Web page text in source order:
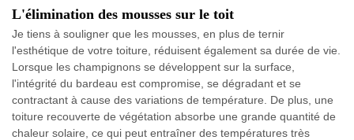
L'élimination des mousses sur le toit
Je tiens à souligner que les mousses, en plus de ternir
l'esthétique de votre toiture, réduisent également sa durée de vie.
Lorsque les champignons se développent sur la surface,
l'intégrité du bardeau est compromise, se dégradant et se
contractant à cause des variations de température. De plus, une
toiture recouverte de végétation absorbe une grande quantité de
chaleur solaire, ce qui peut entraîner des températures très